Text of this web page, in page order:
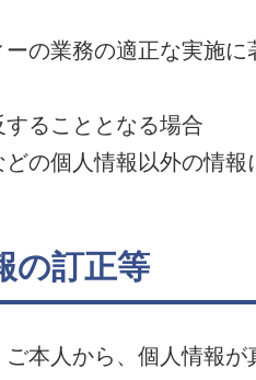
ーの業務の適正な実施
することとなる場合
の個人情報以外の情
の訂正等
本人から、個人情報